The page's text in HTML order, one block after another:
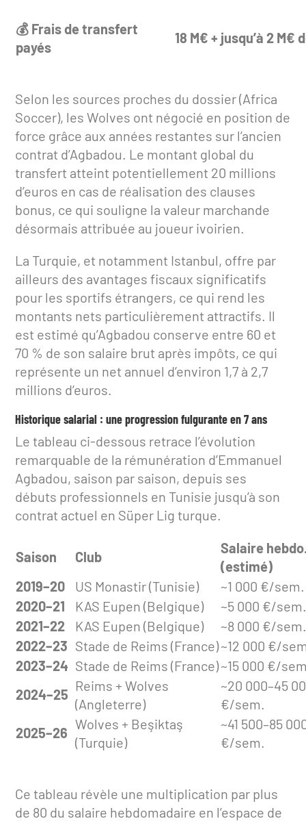
💰 Frais de transfert
payés
18 M€ + jusqu’à 2
Selon les sources proches du dossier (Africa
Soccer), les Wolves ont négocié en position de
force grâce aux années restantes sur l’ancien
contrat d’Agbadou. Le montant global du
transfert atteint potentiellement 20 millions
d’euros en cas de réalisation des clauses
bonus, ce qui souligne la valeur marchande
désormais attribuée au joueur ivoirien.
La Turquie, et notamment Istanbul, offre par
ailleurs des avantages fiscaux significatifs
pour les sportifs étrangers, ce qui rend les
montants nets particulièrement attractifs. Il
est estimé qu’Agbadou conserve entre 60 et
70 % de son salaire brut après impôts, ce qui
représente un net annuel d’environ 1,7 à 2,7
millions d’euros.
Historique salarial : une progression fulgurante en 7 ans
Le tableau ci-dessous retrace l’évolution
remarquable de la rémunération d’Emmanuel
Agbadou, saison par saison, depuis ses
débuts professionnels en Tunisie jusqu’à son
contrat actuel en Süper Lig turque.
Saison Club
Salaire
(estimé)
2019–20
US Monastir (Tunisie)
~1 000 €/sem.
2020–21
KAS Eupen (Belgique)
~5 000 €/
2021–22
KAS Eupen (Belgique)
~8 000 €/
2022–23 Stade de Reims (France)~12 000 €/
2023–24 Stade de Reims (France)~15 000 €/
2024–25
Reims + Wolves
(Angleterre)
~20 000–45
€/sem.
2025–26
Wolves + Beşiktaş
(Turquie)
~41 500–85
€/sem.
Ce tableau révèle une multiplication par plus
de 80 du salaire hebdomadaire en l’espace de